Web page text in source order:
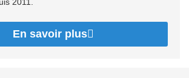
En savoir plus